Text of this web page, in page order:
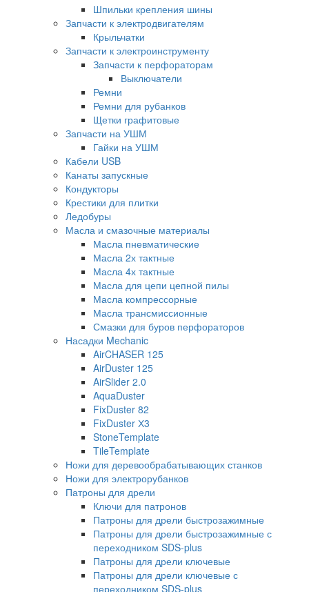
Шпильки крепления шины
Запчасти к электродвигателям
Крыльчатки
Запчасти к электроинструменту
Запчасти к перфораторам
Выключатели
Ремни
Ремни для рубанков
Щетки графитовые
Запчасти на УШМ
Гайки на УШМ
Кабели USB
Канаты запускные
Кондукторы
Крестики для плитки
Ледобуры
Масла и смазочные материалы
Масла пневматические
Масла 2х тактные
Масла 4х тактные
Масла для цепи цепной пилы
Масла компрессорные
Масла трансмиссионные
Смазки для буров перфораторов
Насадки Mechanic
AirCHASER 125
AirDuster 125
AirSlider 2.0
AquaDuster
FixDuster 82
FixDuster Х3
StoneTemplate
TileTemplate
Ножи для деревообрабатывающих станков
Ножи для электрорубанков
Патроны для дрели
Ключи для патронов
Патроны для дрели быстрозажимные
Патроны для дрели быстрозажимные с
переходником SDS-plus
Патроны для дрели ключевые
Патроны для дрели ключевые с
переходником SDS-plus